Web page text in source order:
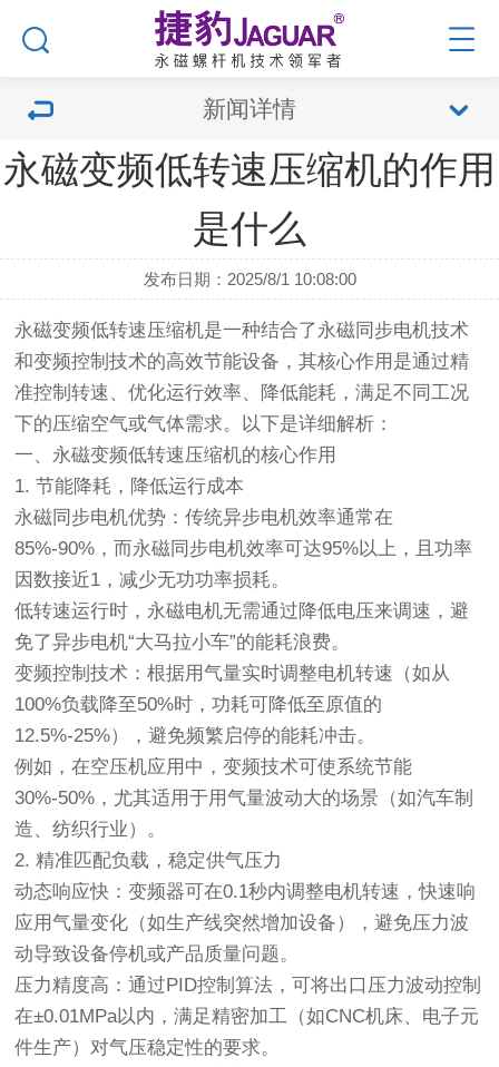
新闻详情
永磁变频低转速压缩机的作用
是什么
发布日期：2025/8/1 10:08:00
永磁变频低转速压缩机是一种结合了永磁同步电机技术
和变频控制技术的高效节能设备，其核心作用是通过精
准控制转速、优化运行效率、降低能耗，满足不同工况
下的压缩空气或气体需求。以下是详细解析：
一、永磁变频低转速压缩机的核心作用
1. 节能降耗，降低运行成本
永磁同步电机优势：传统异步电机效率通常在
85%-90%，而永磁同步电机效率可达95%以上，且功率
因数接近1，减少无功功率损耗。
低转速运行时，永磁电机无需通过降低电压来调速，避
免了异步电机“大马拉小车”的能耗浪费。
变频控制技术：根据用气量实时调整电机转速（如从
100%负载降至50%时，功耗可降低至原值的
12.5%-25%），避免频繁启停的能耗冲击。
例如，在空压机应用中，变频技术可使系统节能
30%-50%，尤其适用于用气量波动大的场景（如汽车制
造、纺织行业）。
2. 精准匹配负载，稳定供气压力
动态响应快：变频器可在0.1秒内调整电机转速，快速响
应用气量变化（如生产线突然增加设备），避免压力波
动导致设备停机或产品质量问题。
压力精度高：通过PID控制算法，可将出口压力波动控制
在±0.01MPa以内，满足精密加工（如CNC机床、电子元
件生产）对气压稳定性的要求。